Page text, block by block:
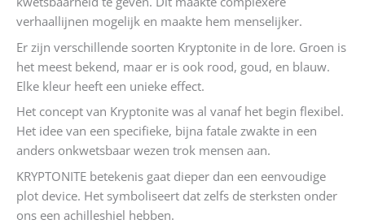
verhaallijnen mogelijk en maakte hem menselijker.
Er zijn verschillende soorten Kryptonite in de lore. Groen is
het meest bekend, maar er is ook rood, goud, en blauw.
Elke kleur heeft een unieke effect.
Het concept van Kryptonite was al vanaf het begin flexibel.
Het idee van een specifieke, bijna fatale zwakte in een
anders onkwetsbaar wezen trok mensen aan.
KRYPTONITE betekenis gaat dieper dan een eenvoudige
plot device. Het symboliseert dat zelfs de sterksten onder
ons een achilleshiel hebben.